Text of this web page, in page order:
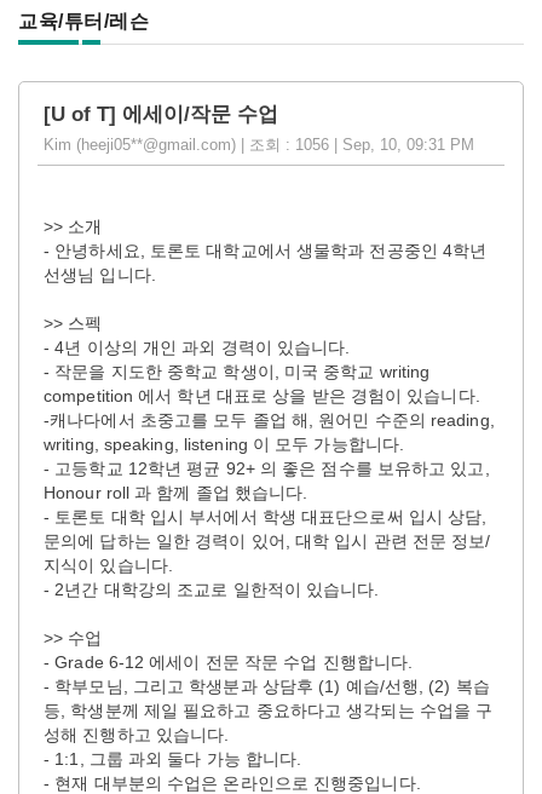
교육/튜터/레슨
[U of T] 에세이/작문 수업
Kim (heeji05**@gmail.com) | 조회 : 1056 | Sep, 10, 09:31 PM
>> 소개
- 안녕하세요, 토론토 대학교에서 생물학과 전공중인 4학년
선생님 입니다.
>> 스펙
- 4년 이상의 개인 과외 경력이 있습니다.
- 작문을 지도한 중학교 학생이, 미국 중학교 writing
competition 에서 학년 대표로 상을 받은 경험이 있습니다.
-캐나다에서 초중고를 모두 졸업 해, 원어민 수준의 reading,
writing, speaking, listening 이 모두 가능합니다.
- 고등학교 12학년 평균 92+ 의 좋은 점수를 보유하고 있고,
Honour roll 과 함께 졸업 했습니다.
- 토론토 대학 입시 부서에서 학생 대표단으로써 입시 상담,
문의에 답하는 일한 경력이 있어, 대학 입시 관련 전문 정보/
지식이 있습니다.
- 2년간 대학강의 조교로 일한적이 있습니다.
>> 수업
- Grade 6-12 에세이 전문 작문 수업 진행합니다.
- 학부모님, 그리고 학생분과 상담후 (1) 예습/선행, (2) 복습
등, 학생분께 제일 필요하고 중요하다고 생각되는 수업을 구
성해 진행하고 있습니다.
- 1:1, 그룹 과외 둘다 가능 합니다.
- 현재 대부분의 수업은 온라인으로 진행중입니다.